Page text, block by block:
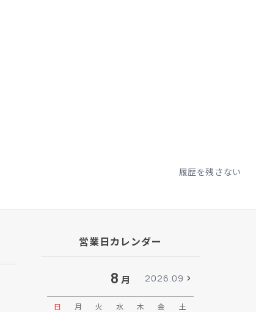
履歴を残さない
営業日カレンダー
8 月 2026.09
日 月 火 水 木 金 土